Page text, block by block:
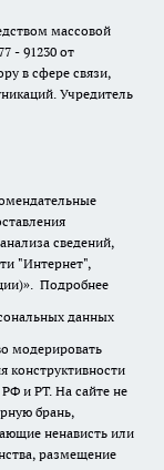
массовой
- 91230 от
в сфере связи,
Учредитель
сведений,
"Интернет",
Подробнее
данных
модерировать
конструктивности
и РТ. На сайте не
брань,
ненависть или
размещение